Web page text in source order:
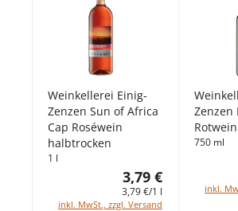
Weinkellerei Einig-
Zenzen Sun of Africa
Cap Roséwein
halbtrocken
1 l
3,79 €
3,79 €/1 l
inkl. MwSt., zzgl. Versand
Zenzen
750 ml
inkl.